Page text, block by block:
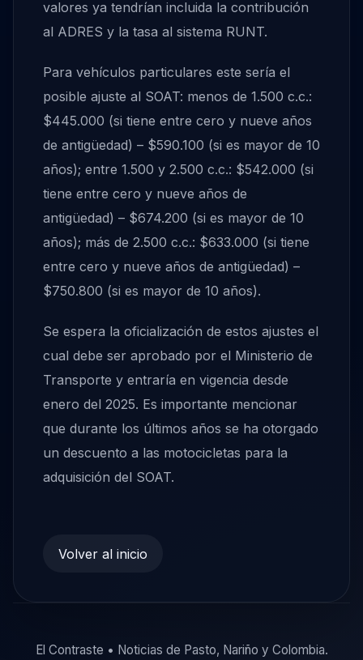
valores ya tendrían incluida la contribución
al ADRES y la tasa al sistema RUNT.
Para vehículos particulares este sería el
posible ajuste al SOAT: menos de 1.500 c.c.:
$445.000 (si tiene entre cero y nueve años
de antigüedad) – $590.100 (si es mayor de 10
años); entre 1.500 y 2.500 c.c.: $542.000 (si
tiene entre cero y nueve años de
antigüedad) – $674.200 (si es mayor de 10
años); más de 2.500 c.c.: $633.000 (si tiene
entre cero y nueve años de antigüedad) –
$750.800 (si es mayor de 10 años).
Se espera la oficialización de estos ajustes el
cual debe ser aprobado por el Ministerio de
Transporte y entraría en vigencia desde
enero del 2025. Es importante mencionar
que durante los últimos años se ha otorgado
un descuento a las motocicletas para la
adquisición del SOAT.
Volver al inicio
El Contraste • Noticias de Pasto, Nariño y Colombia.